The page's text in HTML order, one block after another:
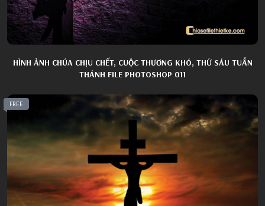
HÌNH ẢNH CHÚA CHỊU CHẾT, CUỘC THƯƠNG KHÓ, THỨ SÁU TUẦN
THÁNH FILE PHOTOSHOP 011
FREE